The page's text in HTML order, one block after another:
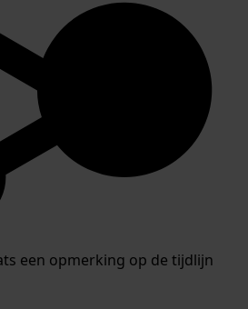
een opmerking op de tijdlijn